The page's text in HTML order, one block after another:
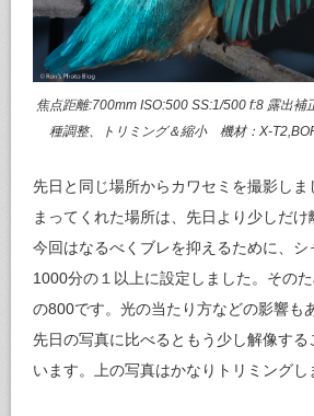
焦点距離:700mm ISO:500 SS:1/500 f:8 露出補
種調整、トリミング＆縮小 機材：X-
先日と同じ場所からカワセミを撮影しま
まってくれた場所は、先日より少しだけ
今回はなるべくブレを抑えるために、シ
1000分の１以上に設定しました。その
の800です。光の当たり方などの影響も
先日の写真に比べるともう少し解像する
います。上の写真はかなりトリミングし